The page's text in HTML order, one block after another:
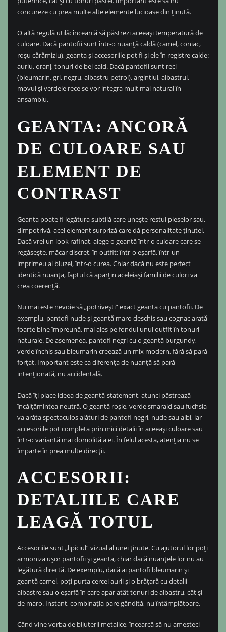
concureze cu prea multe alte elemente lucioase din ținută.
O altă regulă utilă: încearcă să păstrezi aceeași temperatură de
culoare. Dacă pantofii sunt într-o nuanță caldă (camel, coniac,
roșu cărămiziu), geanta și accesoriile pot fi și ele în registre calde:
auriu, oranj, tonuri de bej cald. Dacă pantofii sunt reci
(bleumarin, gri, negru, albastru petrol), argintiul, albastrul,
movul și verdele rece se vor integra mult mai natural în
ansamblu.
GEANTA: ANCORĂ
DE CULOARE SAU
ELEMENT DE
CONTRAST
Geanta poate fi legătura subtilă care unește restul pieselor sau,
dimpotrivă, acel element surpriză care dă personalitate ținutei.
Dacă vrei un look rafinat, alege o geantă într-o culoare care se
regăsește, măcar discret, în outfit: într-o eșarfă, într-un
imprimeu al bluzei, într-o curea. Chiar dacă nu este perfect
identică nuanța, faptul că aparțin aceleiași familii de culori va
crea coerență.
Nu mai este nevoie să „potrivești” exact geanta cu pantofii. De
exemplu, pantofi nude și geantă maro deschis sau cognac arată
foarte bine împreună, mai ales pe fondul unui outfit în tonuri
naturale. De asemenea, pantofi negri cu o geantă burgundy,
verde închis sau bleumarin creează un mix modern, fără să pară
forțat. Important este ca diferența de nuanță să pară
intenționată, nu accidentală.
Dacă îți place ideea de geantă-statement, atunci păstrează
încălțămintea neutră. O geantă roșie, verde smarald sau fuchsia
va arăta spectaculos alături de pantofi negri, nude sau albi, iar
accesoriile pot completa prin mici detalii în aceeași culoare sau
într-o variantă mai domolită a ei. În felul acesta, atenția nu se
împarte în prea multe direcții.
ACCESORII:
DETALIILE CARE
LEAGĂ TOTUL
Accesoriile sunt „lipiciul” vizual al unei ținute. Cu ajutorul lor poți
armoniza ușor pantofii și geanta, chiar dacă nuanțele lor nu au
legătură directă. De exemplu, dacă ai pantofi bleumarin și
geantă camel, poți purta cercei aurii și o brățară cu detalii
albastre sau o eșarfă în care apar atât tonuri de albastru, cât și
de maro. Instant, combinația pare gândită, nu întâmplătoare.
Când vine vorba de bijuterii metalice, încearcă să nu amesteci